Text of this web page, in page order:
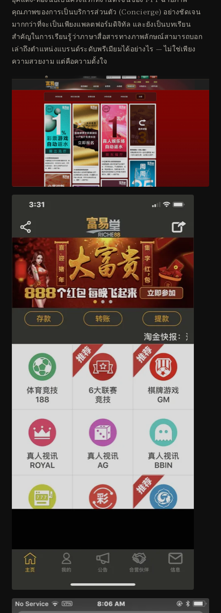
คุณภาพของการเป็นบริการส่วนตัว (Concierge) อย่างชัดเจน
มากกว่าที่จะเป็นเพียงแพลตฟอร์มดิจิทัล และยังเป็นบทเรียน
สำคัญในการเรียนรู้ว่าภาษาสื่อสารทางภาพลักษณ์สามารถบอก
เล่าถึงตำแหน่งแบรนด์ระดับพรีเมียมได้อย่างไร — ไม่ใช่เพียง
ความสวยงาม แต่คือความตั้งใจ